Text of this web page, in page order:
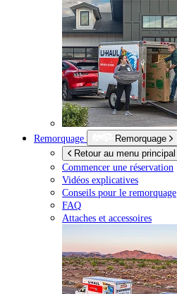
Remorquage
Remorquage
Retour au menu principal
Commencer une réservation
Vidéos explicatives
Conseils pour le remorquage
FAQ
Attaches et accessoires